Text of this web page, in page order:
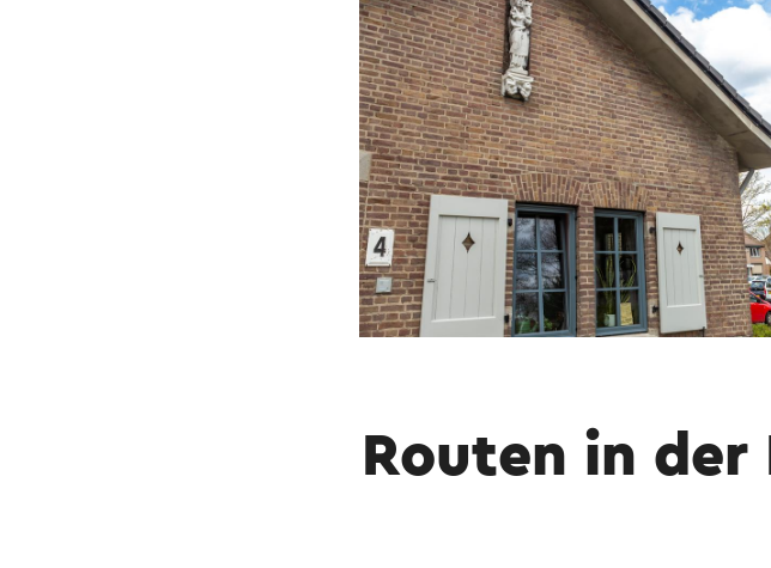
den Teamgeist.
In einer pfadfinderähnlichen
und Gehorsam fest verankert. Bevor
hinabsteigen, haben sie bereits
Stollensystem im nahe gelegenen
Stollen und Pfeiler des Bergwerks so
Im dritten Jahr schließen die OVS-
Routen in der